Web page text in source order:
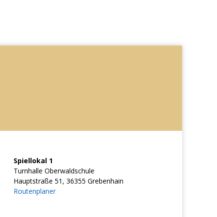
Spiellokal 1
Turnhalle Oberwaldschule
Hauptstraße 51, 36355 Grebenhain
Routenplaner